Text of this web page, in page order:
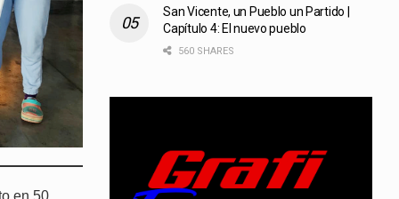
en 50
San Vicente, un Pueblo un Partido |
Capítulo 4: El nuevo pueblo
560 SHARES